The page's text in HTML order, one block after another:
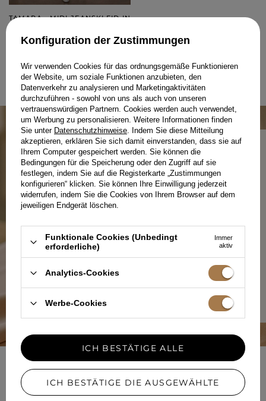
TAMARA - MIDI-JEANSKLEID IN
HELLBLAU
WEBSITE 1 AUS 1
PRODUKTION IN POLEN – WEIL
REGIONALITÄT ZÄHLT.
Bei Lou zählt jedes Detail – von der Qualität der
Stoffe über durchdachte Schnitte bis hin zur lokalen
Produktion. Wir fertigen mit Sorgfalt für Sie und
SELBSTBEWUSST KLEIDEN
Konfiguration der Zustimmungen
Wir verwenden Cookies für das ordnungsgemäße Funktionieren
der Website, um soziale Funktionen anzubieten, den
Datenverkehr zu analysieren und Marketingaktivitäten
durchzuführen - sowohl von uns als auch von unseren
vertrauenswürdigen Partnern. Cookies werden auch verwendet,
um Werbung zu personalisieren. Weitere Informationen finden
Sie unter Datenschutzhinweise. Indem Sie diese Mitteilung
akzeptieren, erklären Sie sich damit einverstanden, dass sie auf
Ihrem Computer gespeichert werden. Sie können die
Bedingungen für die Speicherung oder den Zugriff auf sie
festlegen, indem Sie auf die Registerkarte „Zustimmungen
konfigurieren“ klicken. Sie können Ihre Einwilligung jederzeit
widerrufen, indem Sie die Cookies von Ihrem Browser auf dem
jeweiligen Endgerät löschen.
Funktionale Cookies (Unbedingt
erforderliche)
Immer
aktiv
Analytics-Cookies
Werbe-Cookies
ICH BESTÄTIGE DIE AUSGEWÄHLTE
ICH BESTÄTIGE ALLE